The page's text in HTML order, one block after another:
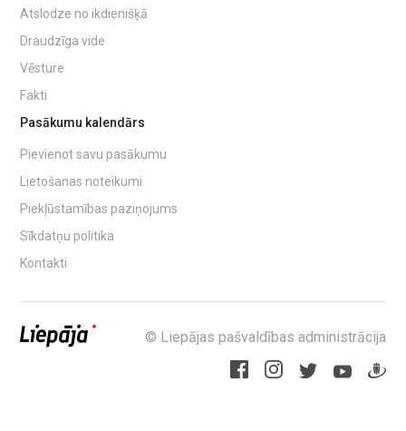
Atslodze no ikdienišķā
Draudzīga vide
Vēsture
Fakti
Pasākumu kalendārs
Pievienot savu pasākumu
Lietošanas noteikumi
Piekļūstamības paziņojums
Sīkdatņu politika
Kontakti
© Liepājas pašvaldības administrācija